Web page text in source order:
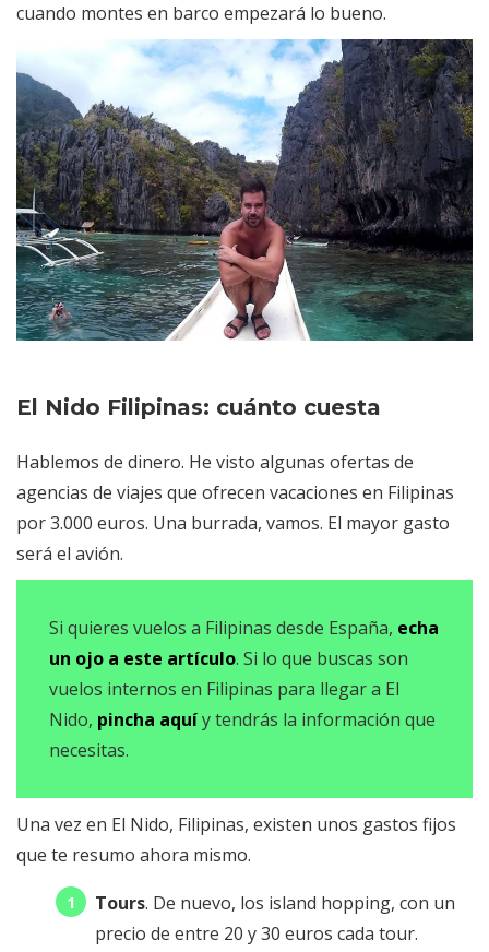
cuando montes en barco empezará lo bueno.
El Nido Filipinas: cuánto cuesta
Hablemos de dinero. He visto algunas ofertas de
agencias de viajes que ofrecen vacaciones en Filipinas
por 3.000 euros. Una burrada, vamos. El mayor gasto
será el avión.
Si quieres vuelos a Filipinas desde España, echa
un ojo a este artículo. Si lo que buscas son
vuelos internos en Filipinas para llegar a El
Nido, pincha aquíy tendrás la información que
necesitas.
Una vez en El Nido, Filipinas, existen unos gastos fijos
que te resumo ahora mismo.
Tours. De nuevo, los island hopping, con un
precio de entre 20 y 30 euros cada tour.